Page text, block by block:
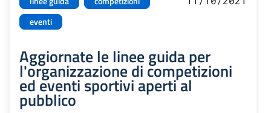
eventi
Aggiornate le linee guida per
l'organizzazione di competizioni
ed eventi sportivi aperti al
pubblico